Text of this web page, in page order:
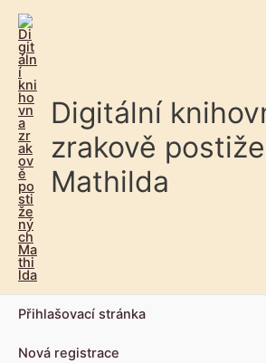
Digitální
zrakově
Mathilda
Přihlašovací stránka
Nová registrace